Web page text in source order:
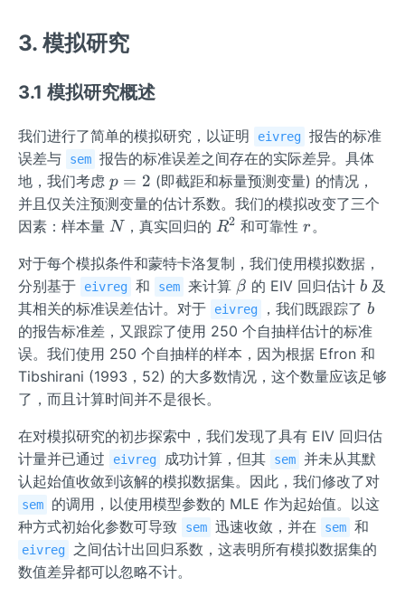
3. 模拟研究
3.1 模拟研究概述
我们进行了简单的模拟研究，以证明 eivreg
报告的标准
误差与
sem 报告的标准误差之间存在的实际差异。具体
地，我们考虑 p
=
2
p = 2 (即截距和标量预测变量) 的情况，
并且仅关注预测变量的估计系数。我们的模拟改变了三个
因素：样本量 N
N ，真实回归的 R
2
R2 和可靠性r
r 。
对于每个模拟条件和蒙特卡洛复制，我们使用模拟数据，
分别基于
eivreg 和 sem 来计算 \b
et
a
β 的 EIV 回归估计b
b 及
其相关的标准误差估计。对于
eivreg ，我们既跟踪了 b
b
的报告标准差，又跟踪了使用 250 个自抽样估计的标准
误。我们使用 250 个自抽样的样本，因为根据 Efron 和
Tibshirani (1993，52) 的大多数情况，这个数量应该足够
了，而且计算时间并不是很长。
在对模拟研究的初步探索中，我们发现了具有 EIV 回归估
计量并已通过
eivreg 成功计算，但其 sem 并未从其默
认起始值收敛到该解的模拟数据集。因此，我们修改了对
sem
的调用，以使用模型参数的 MLE 作为起始值。以这
种方式初始化参数可导致
sem 迅速收敛，并在 sem 和
eivreg
之间估计出回归系数，这表明所有模拟数据集的
数值差异都可以忽略不计。